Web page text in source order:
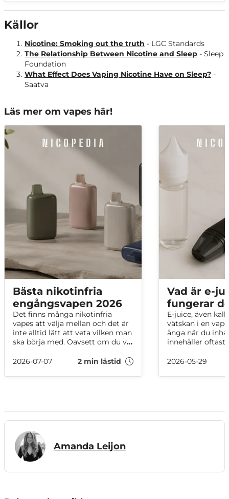
Källor
Nicotine: Smoking out the truth - LGC Standards
The Relationship Between Nicotine and Sleep - Sleep
Foundation
What Effect Does Vaping Nicotine Have on Sleep? -
Saatva
Läs mer om vapes här!
Bästa nikotinfria
engångsvapen 2026
Det finns många nikotinfria
vapes att välja mellan och det är
inte alltid lätt att veta vilken man
ska börja med. Oavsett om du vill
variera mellan olika vapes, här
alternativen i vårt sortiment just
2026-07-07 2 min lästid
Vad är e-
fungerar
E-juice, även
vätskan i en
ånga när du
innehåller oftast
smakämnen
juice!
2026-05-29
Amanda Leijon